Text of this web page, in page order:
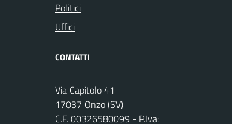
Politici
Uffici
CONTATTI
Via Capitolo 41
17037 Onzo (SV)
C.F. 00326580099 - P.Iva: